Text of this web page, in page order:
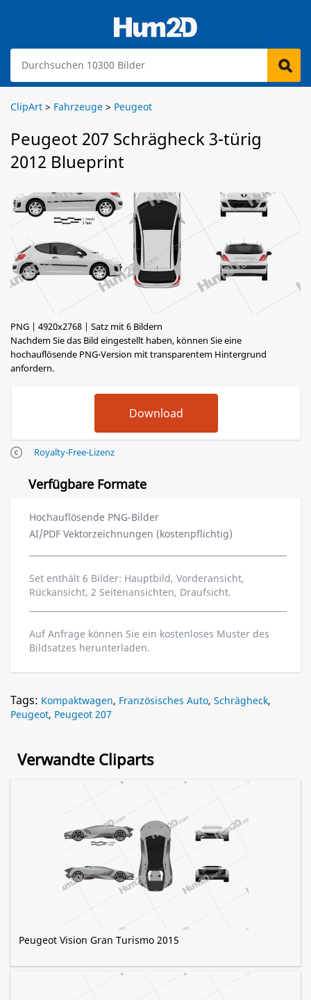
ClipArt > Fahrzeuge > Peugeot
Peugeot 207 Schrägheck 3-türig
2012 Blueprint
PNG | 4920x2768 | Satz mit 6 Bildern
Nachdem Sie das Bild eingestellt haben, können Sie eine
hochauflösende PNG-Version mit transparentem Hintergrund
anfordern.
Royalty-Free-Lizenz
Verfügbare Formate
Hochauflösende PNG-Bilder
AI/PDF Vektorzeichnungen (kostenpflichtig)
Set enthält 6 Bilder: Hauptbild, Vorderansicht,
Rückansicht, 2 Seitenansichten, Draufsicht.
Auf Anfrage können Sie ein kostenloses Muster des
Bildsatzes herunterladen.
Tags: Kompaktwagen, Französisches Auto, Schrägheck,
Peugeot, Peugeot 207
Verwandte Cliparts
Peugeot Vision Gran Turismo 2015